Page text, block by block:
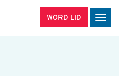
WORD LID